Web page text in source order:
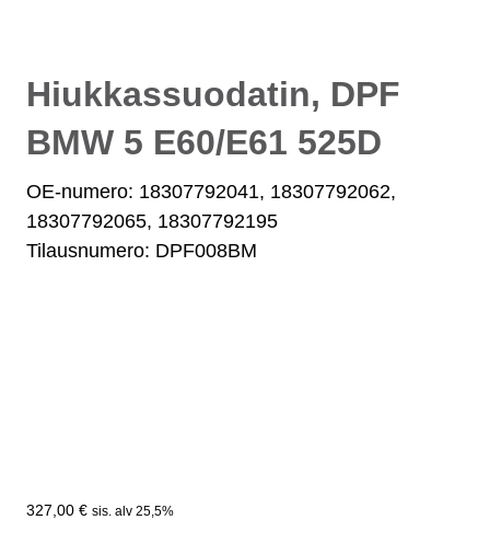
Hiukkassuodatin, DPF
BMW 5 E60/E61 525D
OE-numero: 18307792041, 18307792062,
18307792065, 18307792195
Tilausnumero: DPF008BM
327,00 € sis. alv 25,5%